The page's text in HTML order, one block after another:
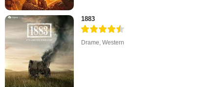
1883
Drame,Western